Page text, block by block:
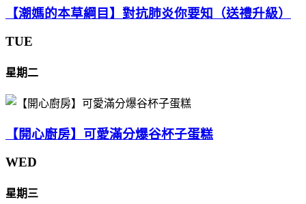
【潮媽的本草綱目】對抗肺炎你要知（送禮升級）
TUE
星期二
【開心廚房】可愛滿分爆谷杯子蛋糕
WED
星期三